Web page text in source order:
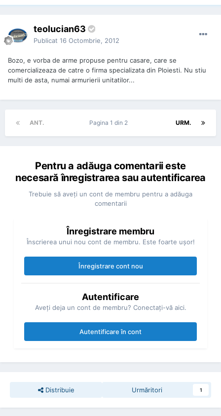
teolucian63
Publicat 16 Octombrie, 2012
Bozo, e vorba de arme propuse pentru casare, care se
comercializeaza de catre o firma specializata din Ploiesti. Nu stiu
multi de asta, numai armurierii unitatilor...
ANT. URM.
Pagina 1 din 2
Pentru a adăuga comentarii este
necesară înregistrarea sau autentificarea
Trebuie să aveţi un cont de membru pentru a adăuga
comentarii
Înregistrare membru
Înscrierea unui nou cont de membru. Este foarte uşor!
Înregistrare cont nou
Autentificare
Aveţi deja un cont de membru? Conectaţi-vă aici.
Autentificare în cont
Distribuie Urmăritori 1